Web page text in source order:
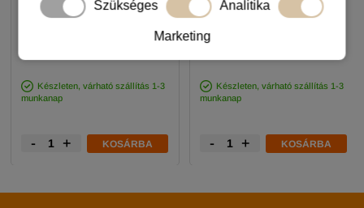
Szükséges Analitika
Marketing
Készleten, várható szállítás 1-3
munkanap
- + KOSÁRBA
Készleten, várható szállítás 1-3
munkanap
- + KOSÁRBA